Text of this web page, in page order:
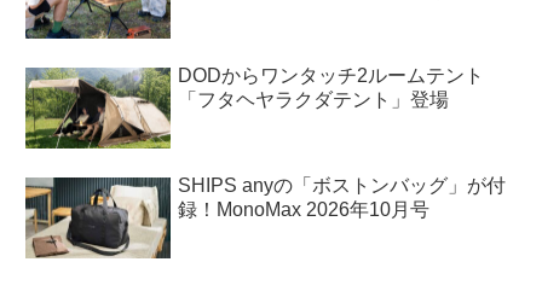
DODからワンタッチ2ルームテント
「フタヘヤラクダテント」登場
SHIPS anyの「ボストンバッグ」が付
録！MonoMax 2026年10月号